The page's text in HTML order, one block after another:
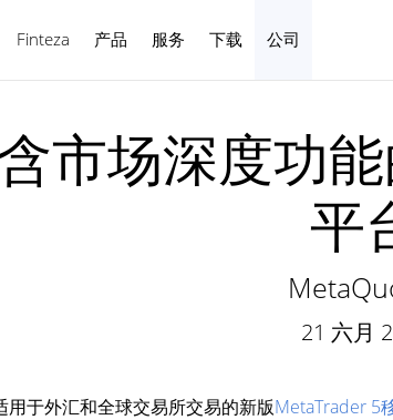
Finteza 产品 服务 下载 公司
市场深度功
平
21 六月
用于外汇和全球交易所交易的新版MetaTrader 5